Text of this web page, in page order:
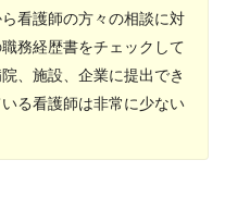
看護師の方々の相談に対
務経歴書をチェックして
、施設、企業に提出でき
る看護師は非常に少ない